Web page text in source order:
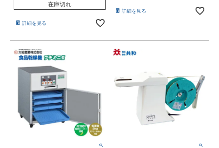
在庫切れ
詳細を見る
詳細を見る